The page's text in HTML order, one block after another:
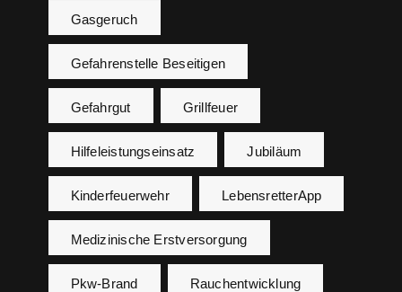
Gasgeruch
Gefahrenstelle Beseitigen
Gefahrgut Grillfeuer
Hilfeleistungseinsatz Jubiläum
Kinderfeuerwehr LebensretterApp
Medizinische Erstversorgung
Pkw-Brand Rauchentwicklung